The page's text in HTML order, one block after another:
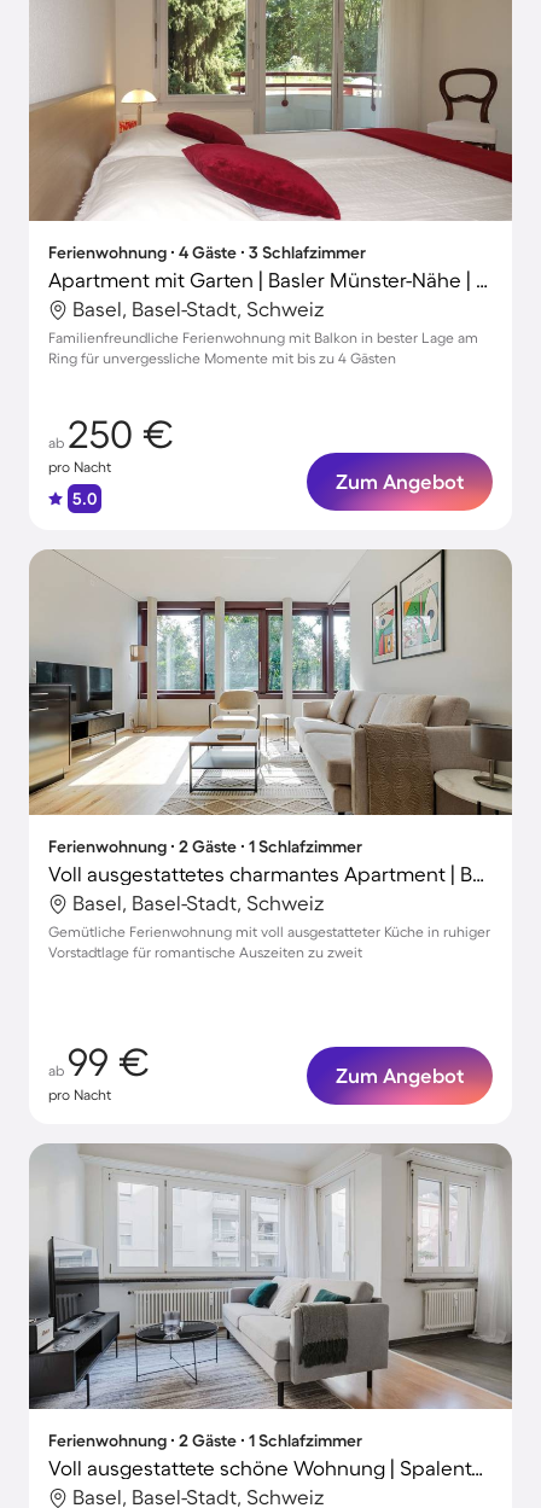
Ferienwohnung ∙ 4 Gäste ∙ 3 Schlafzimmer
Apartment mit Garten | Basler Münster-Nähe | Stadtblick | Ideal für Homeoffice
Basel, Basel-Stadt, Schweiz
Familienfreundliche Ferienwohnung mit Balkon in bester Lage am
Ring für unvergessliche Momente mit bis zu 4 Gästen
ab 250 €
pro Nacht
5.0
Zum Angebot
Ferienwohnung ∙ 2 Gäste ∙ 1 Schlafzimmer
Voll ausgestattetes charmantes Apartment | Basler Münster-Nähe
Basel, Basel-Stadt, Schweiz
Gemütliche Ferienwohnung mit voll ausgestatteter Küche in ruhiger
Vorstadtlage für romantische Auszeiten zu zweit
ab 99 €
pro Nacht
Zum Angebot
Ferienwohnung ∙ 2 Gäste ∙ 1 Schlafzimmer
Voll ausgestattete schöne Wohnung | Spalentor-Nähe
Basel, Basel-Stadt, Schweiz